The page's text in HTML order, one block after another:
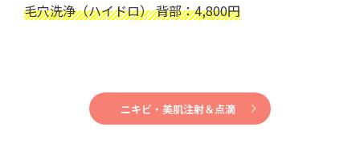
毛穴洗浄（ハイドロ） 背部：4,800円
ニキビ・美肌注射＆点滴